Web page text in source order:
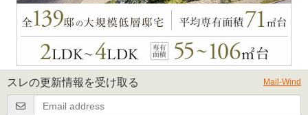
スレの更新情報を受け取る Mail-Wind